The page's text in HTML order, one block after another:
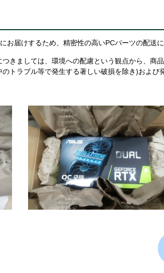
お届けするため、精密性の高いPCパーツの配送
きましては、環境への配慮という観点から、
トラブル等で発生する著しい破損を除き)およ